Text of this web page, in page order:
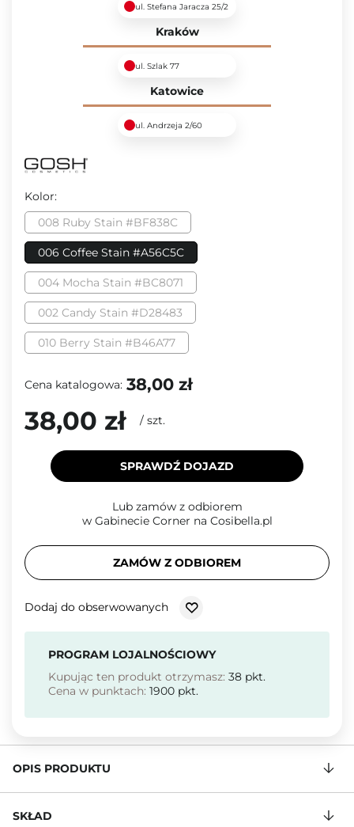
ul. Stefana Jaracza 25/2
Kraków
ul. Szlak 77
Katowice
ul. Andrzeja 2/60
Kolor:
008 Ruby Stain #BF838C
006 Coffee Stain #A56C5C
004 Mocha Stain #BC8071
002 Candy Stain #D28483
010 Berry Stain #B46A77
Cena katalogowa: 38,00 zł
38,00 zł / szt.
SPRAWDŹ DOJAZD
Lub zamów z odbiorem
w Gabinecie Corner na Cosibella.pl
ZAMÓW Z ODBIOREM
Dodaj do obserwowanych
PROGRAM LOJALNOŚCIOWY
Kupując ten produkt otrzymasz: 38 pkt.
Cena w punktach: 1900 pkt.
OPIS PRODUKTU
SKŁAD